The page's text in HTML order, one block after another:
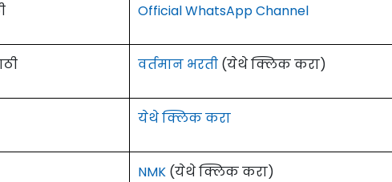
Official WhatsApp Channel
वर्तमान भरती (येथे क्लिक करा)
येथे क्लिक करा
NMK (येथे क्लिक करा)